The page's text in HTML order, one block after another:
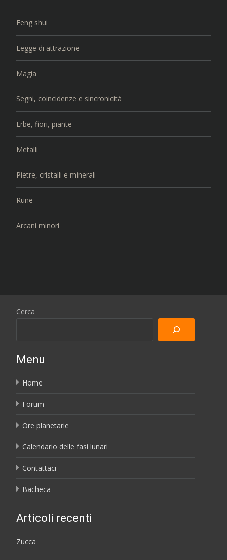
Feng shui
Legge di attrazione
Magia
Segni, coincidenze e sincronicità
Erbe, fiori, piante
Metalli
Pietre, cristalli e minerali
Rune
Arcani minori
Cerca
Menu
Home
Forum
Ore planetarie
Calendario delle fasi lunari
Contattaci
Bacheca
Articoli recenti
Zucca